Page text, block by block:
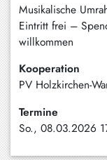
Musikalische
Eintritt frei –
willkommen
Kooperation
PV Holzkirchen-
Termine
So., 08.03.2026